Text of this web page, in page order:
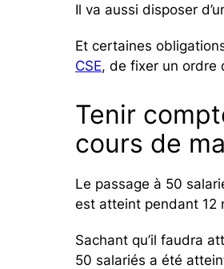
Il va aussi disposer
Et certaines
CSE, de fixer un ordre
Tenir
cours de
Le passage à 50
est atteint pendant 12
Sachant qu’il faudra
50 salariés a été